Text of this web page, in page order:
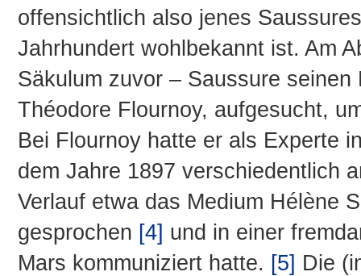
offensichtlich also jenes
Jahrhundert wohlbekannt ist. Am
Säkulum zuvor – Saussure
Théodore Flournoy, aufgesucht,
Bei Flournoy hatte er als Experte
dem Jahre 1897 verschiedentlich
Verlauf etwa das Medium Hélène
gesprochen [4] und in einer
Mars kommuniziert hatte. [5] Die